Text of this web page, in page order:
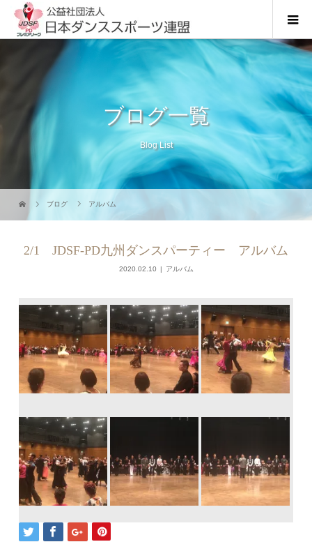
ブログ一覧
Blog List
ブログ アルバム
2/1 JDSF-PD九州ダンスパーティー アルバム
2020.02.10 アルバム